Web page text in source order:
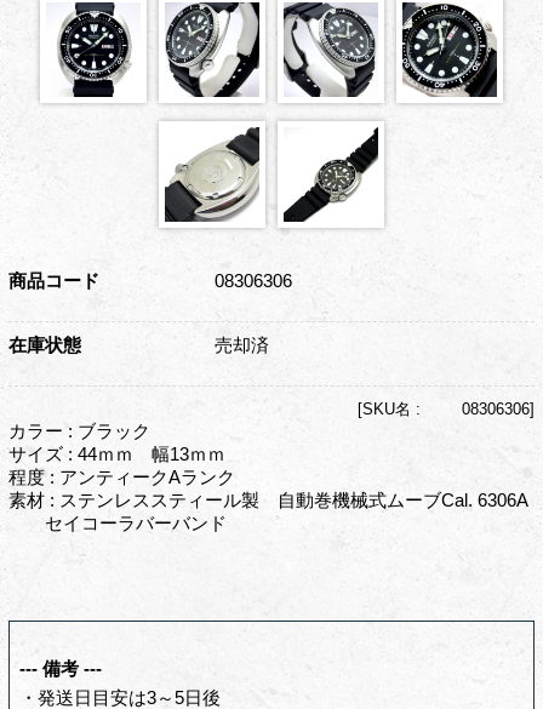
商品コード 08306306
在庫状態 売却済
[SKU名 : 08306306]
カラー : ブラック
サイズ : 44ｍｍ 幅13ｍｍ
程度 : アンティークAランク
素材 : ステンレススティール製 自動巻機械式ムーブCal. 6306A
セイコーラバーバンド
--- 備考 ---
・発送日目安は3～5日後